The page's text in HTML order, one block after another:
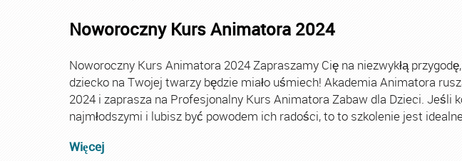
Noworoczny Kurs Animatora 2024
Noworoczny Kurs Animatora 2024 Zapraszamy Cię na niezwykłą
dziecko na Twojej twarzy będzie miało uśmiech! Akademia Animatora
2024 i zaprasza na Profesjonalny Kurs Animatora Zabaw dla Dzieci. Jeśli
najmłodszymi i lubisz być powodem ich radości, to to szkolenie jest
Więcej